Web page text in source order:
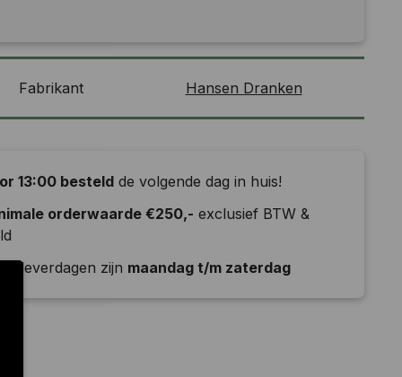
Fabrikant Hansen Dranken
13:00 besteld de volgende dag in huis!
orderwaarde €250,- exclusief BTW &
leverdagen zijn maandag t/m zaterdag